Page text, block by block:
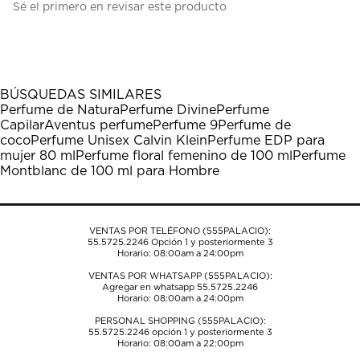
para
1
estrella
Esta
acción
abrirá
el
formulario
envío.
para
estrellas.
Esta
acción
abrirá
el
formulario
envío.
para
estrellas.
Esta
acción
abrirá
el
formulario
envío.
para
estrellas.
Esta
acción
abrirá
el
formulario
envío.
para
estrellas.
Esta
acción
abrirá
el
formulario
envío.
Sé el primero en revisar este producto
BÚSQUEDAS SIMILARES
Perfume de NaturaPerfume DivinePerfume
CapilarAventus perfumePerfume 9Perfume de
cocoPerfume Unisex Calvin KleinPerfume EDP para
mujer 80 ml Perfume floral femenino de 100 ml Perfume
Montblanc de 100 ml para Hombre
VENTAS POR TELÉFONO (555PALACIO):
55.5725.2246Opción 1 y posteriormente 3
Horario: 08:00am a 24:00pm
VENTAS POR WHATSAPP (555PALACIO):
Agregar en whatsapp 55.5725.2246
Horario: 08:00am a 24:00pm
PERSONAL SHOPPING (555PALACIO):
55.5725.2246opción 1 y posteriormente 3
Horario: 08:00am a 22:00pm